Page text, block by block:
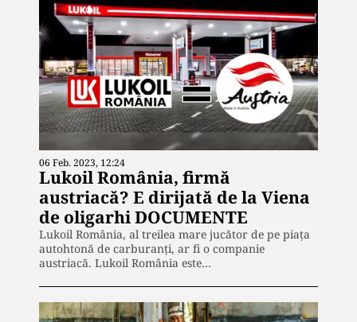
06 Feb. 2023, 12:24
Lukoil România, firmă
austriacă? E dirijată de la Viena
de oligarhi DOCUMENTE
Lukoil România, al treilea mare jucător de pe piața
autohtonă de carburanți, ar fi o companie
austriacă. Lukoil România este…